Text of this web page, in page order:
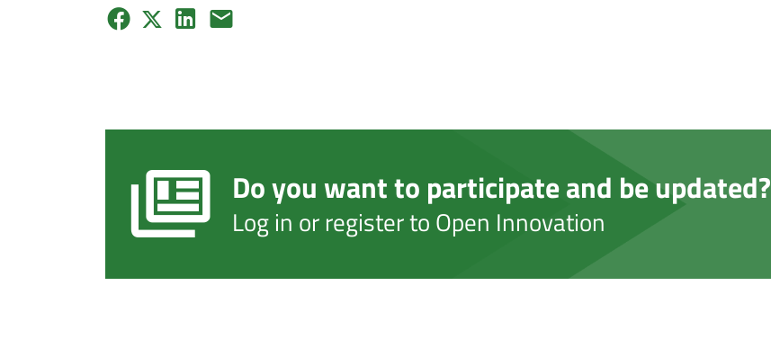
Do you want to participate and be updated?
Log in or register to Open Innovation